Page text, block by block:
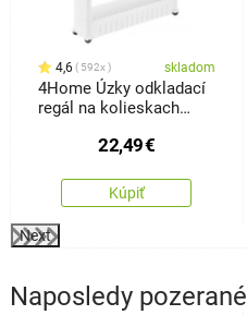
4,6 592x skladom
4Home Úzky odkladací
regál na kolieskach
22,49€
Kúpiť
Next
Naposledy pozerané